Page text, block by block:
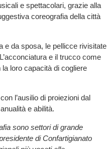
e spettacolari, grazie alla
coreografia della città
e da sposa, le pellicce rivisitate
e il trucco come
loro capacità di cogliere
l’ausilio di proiezioni dal
e abilità.
sono settori di grande
di Confartigianato